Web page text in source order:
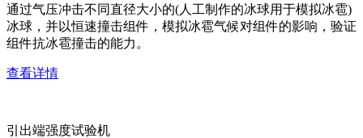
通过气压冲击不同直径大小的(人工制作的冰球用于模拟冰雹)
冰球，并以恒速撞击组件，模拟冰雹气候对组件的影响，验证
组件抗冰雹撞击的能力。
查看详情
引出端强度试验机